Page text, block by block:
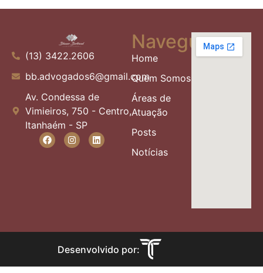
(13) 3422.2606
bb.advogados6@gmail.com
Av. Condessa de
Vimieiros, 750 - Centro,
Itanhaém - SP
Navegue
Home
Quem Somos
Áreas de
Atuação
Posts
Notícias
Desenvolvido por: